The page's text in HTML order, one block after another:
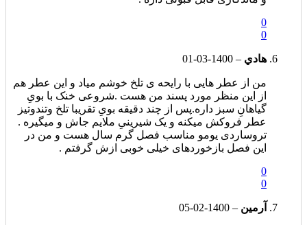
0
0
هادي –
1400-03-01
من از عطر هایی با رایحه ی تلخ خوشم میاد و این عطر هم
از این منظر مورد پسند من هست .شروعی خنک با بویِ
گیاهانِ سبز داره.پس از چند دقیقه بویِ تقریبا تلخ وتندوتیز
عطر فروکش میکنه و یک شیرینیِ ملایم جاش و میگیره .
تروساردی یومو مناسب فصل گرم سال هست و من در
این فصل بازخوردهای خیلی خوبی ازش گرفتم .
0
0
آرمين –
1400-02-05